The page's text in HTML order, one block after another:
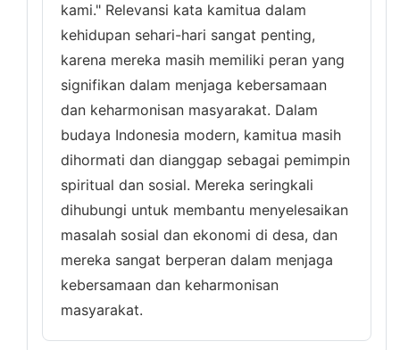
kami." Relevansi kata kamitua dalam
kehidupan sehari-hari sangat penting,
karena mereka masih memiliki peran yang
signifikan dalam menjaga kebersamaan
dan keharmonisan masyarakat. Dalam
budaya Indonesia modern, kamitua masih
dihormati dan dianggap sebagai pemimpin
spiritual dan sosial. Mereka seringkali
dihubungi untuk membantu menyelesaikan
masalah sosial dan ekonomi di desa, dan
mereka sangat berperan dalam menjaga
kebersamaan dan keharmonisan
masyarakat.